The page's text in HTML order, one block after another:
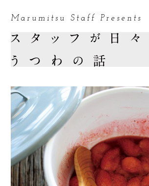
Marumitsu Staff Presents